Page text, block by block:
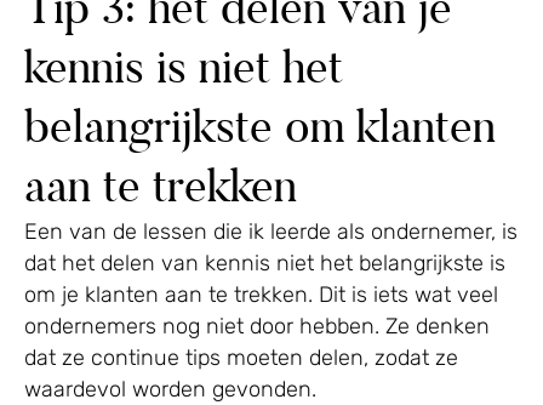
kennis is niet het
belangrijkste om klanten
aan te trekken
Een van de lessen die ik leerde als ondernemer, is
dat het delen van kennis niet het belangrijkste is
om je klanten aan te trekken. Dit is iets wat veel
ondernemers nog niet door hebben. Ze denken
dat ze continue tips moeten delen, zodat ze
waardevol worden gevonden.